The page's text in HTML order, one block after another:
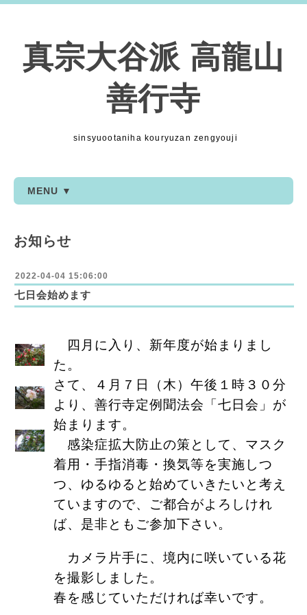
真宗大谷派 高龍山
善行寺
sinsyuootaniha kouryuzan zengyouji
MENU ▼
お知らせ
2022-04-04 15:06:00
七日会始めます
四月に入り、新年度が始まりまし
た。
さて、４月７日（木）午後１時３０分
より、善行寺定例聞法会「七日会」が
始まります。
感染症拡大防止の策として、マスク
着用・手指消毒・換気等を実施しつ
つ、ゆるゆると始めていきたいと考え
ていますので、ご都合がよろしけれ
ば、是非ともご参加下さい。
カメラ片手に、境内に咲いている花
を撮影しました。
春を感じていただければ幸いです。